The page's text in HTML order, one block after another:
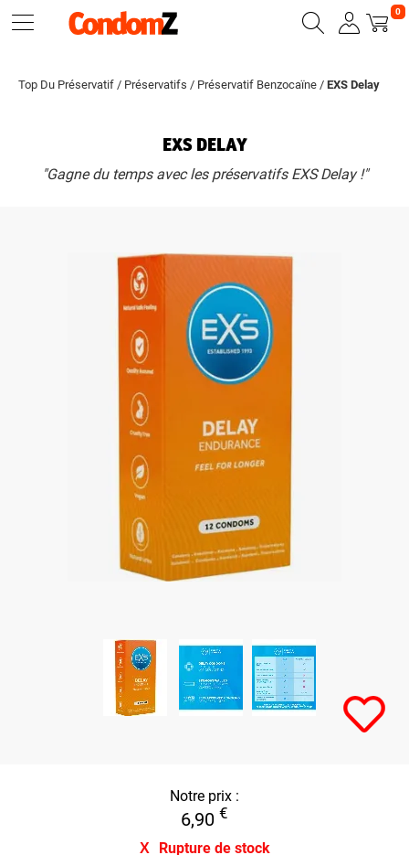
0
Top Du Préservatif / Préservatifs / Préservatif Benzocaïne / EXS Delay
EXS DELAY
"Gagne du temps avec les préservatifs EXS Delay !"
Notre prix :
6,90 €
Rupture de stock